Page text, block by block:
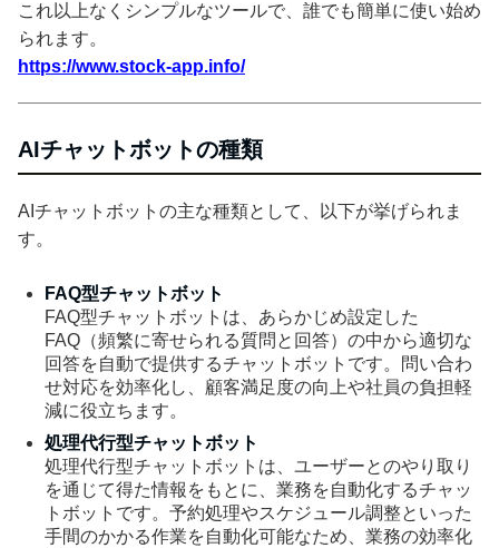
これ以上なくシンプルなツールで、誰でも簡単に使い始め
られます。
https://www.stock-app.info/
AIチャットボットの種類
AIチャットボットの主な種類として、以下が挙げられま
す。
FAQ型チャットボット
FAQ型チャットボットは、あらかじめ設定した
FAQ（頻繁に寄せられる質問と回答）の中から適切な
回答を自動で提供するチャットボットです。問い合わ
せ対応を効率化し、顧客満足度の向上や社員の負担軽
減に役立ちます。
処理代行型チャットボット
処理代行型チャットボットは、ユーザーとのやり取り
を通じて得た情報をもとに、業務を自動化するチャッ
トボットです。予約処理やスケジュール調整といった
手間のかかる作業を自動化可能なため、業務の効率化